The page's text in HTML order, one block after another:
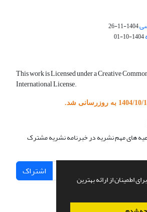
اطمینان از ارائه بهترین
1404-11-26
1404-10-01
This work is Licensed under a Creative
International License.
های مهم نشریه در خبرنامه نشریه مشترک
اشتراک